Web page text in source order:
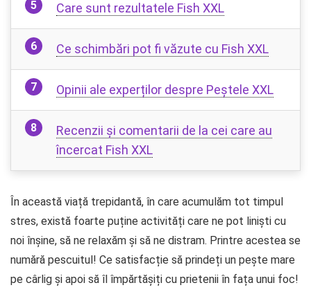
Care sunt rezultatele Fish XXL
Ce schimbări pot fi văzute cu Fish XXL
Opinii ale experților despre Peștele XXL
Recenzii și comentarii de la cei care au
încercat Fish XXL
În această viață trepidantă, în care acumulăm tot timpul
stres, există foarte puține activități care ne pot liniști cu
noi înșine, să ne relaxăm și să ne distram. Printre acestea se
numără pescuitul! Ce satisfacție să prindeți un pește mare
pe cârlig și apoi să îl împărtășiți cu prietenii în fața unui foc!